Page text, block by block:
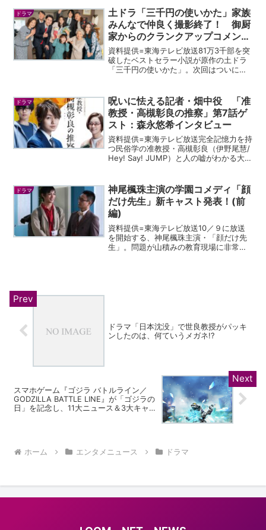
せのかたち”を描いた物語。多くの壁にぶ
つかりながらも全力...
ドラマ
土ドラ「三千円の使いかた」家族
みんなで仲良く撮影終了！ 御厨
家からのクランクアップコメント
をお届け！
資料提供=東海テレビ放送81万3千部を突
破したベストセラー小説が原作の土ドラ
「三千円の使いかた」。次回はついに最
な）。そんな彼女に翔平から「自分が手
がけたポスターが展示され...
ドラマ
呪いに怯える記者・畑中役 「准
教授・高槻彰良の推察」第7話ゲ
スト：森永悠希インタビュー
資料提供=東海テレビ放送完全記憶力を持
つ民俗学の准教授・高槻彰良（伊野尾慧/
Hey! Say! JUMP）と人の嘘がわかる大学
テリー、オトナの土ドラ『東海...
ドラマ
神尾楓珠主演の学園コメディ「顔
だけ先生」新キャスト発表！(前
編)
資料提供=東海テレビ放送10／９に放送
を開始する、神尾楓珠主演・「顔だけ先
生」。問題が山積みの教育現場に非常勤
ドラマ「日本沈没」で世良教授がパッキ
ンしたのは、何ていうメガネ!?
スマホゲーム『ゴジラ バトルライン／
GODZILLA BATTLE LINE』が「ゴジラの
日」を記念し、11大ニュース＆3大キャン
ホーム エンタメニュース ドラマ